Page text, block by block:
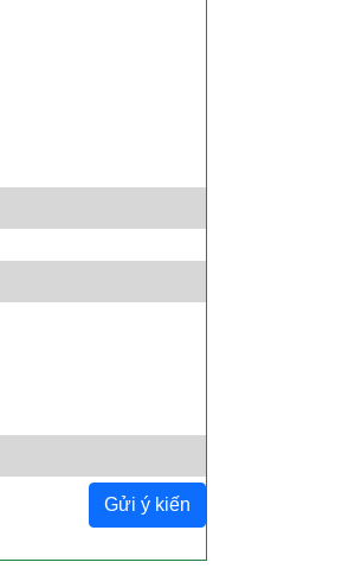
Gửi ý kiến